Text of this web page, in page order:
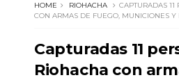
HOME RIOHACHA
CAPTURADAS
CON ARMAS DE FUEGO, MUNICIONES Y
Capturadas 11
Riohacha con